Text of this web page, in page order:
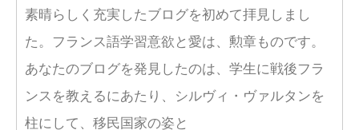
素晴らしく充実したブログを初めて拝見しまし
た。フランス語学習意欲と愛は、勲章ものです。
あなたのブログを発見したのは、学生に戦後フラ
ンスを教えるにあたり、シルヴィ・ヴァルタンを
柱にして、移民国家の姿と